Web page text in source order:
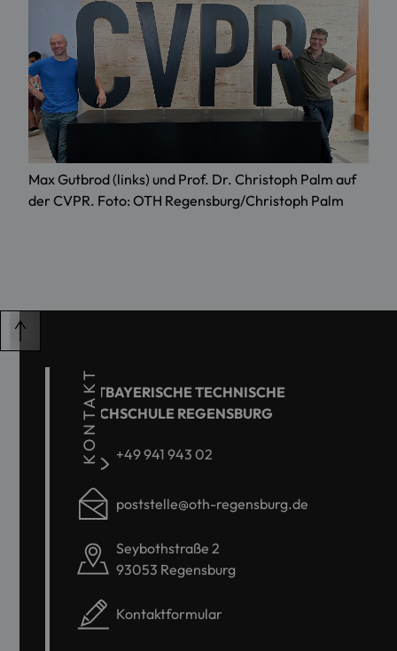
Max Gutbrod (links) und Prof. Dr. Christoph Palm auf
der CVPR. Foto: OTH Regensburg/Christoph Palm
KONTAKT
OSTBAYERISCHE TECHNISCHE
HOCHSCHULE REGENSBURG
+49 941 943 02
poststelle@oth-regensburg.de
Seybothstraße 2
93053 Regensburg
Kontaktformular